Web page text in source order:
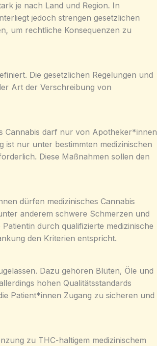
je nach Land und Region. In
jedoch strengen gesetzlichen
um rechtliche Konsequenzen zu
Die gesetzlichen Regelungen und
Art der Verschreibung von
Cannabis darf nur von Apotheker*innen
ist nur unter bestimmten medizinischen
Diese Maßnahmen sollen den
dürfen medizinisches Cannabis
anderem schwere Schmerzen und
durch qualifizierte medizinische
den Kriterien entspricht.
Dazu gehören Blüten, Öle und
hohen Qualitätsstandards
Patient*innen Zugang zu sicheren und
zu THC-haltigem medizinischem